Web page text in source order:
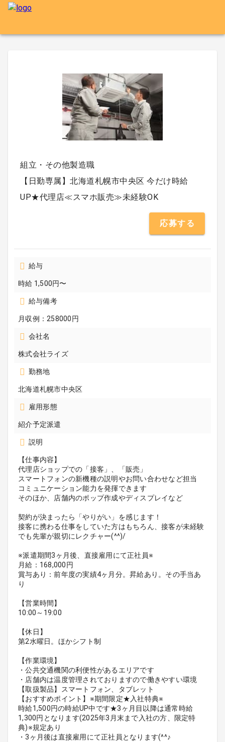
組立・その他製造職
【日勤専属】北海道札幌市中央区 今だけ時給
UP★代理店≪スマホ販売≫未経験OK
応募する
給与
時給 1,500円〜
給与備考
月収例：258000円
会社名
株式会社ライズ
勤務地
北海道札幌市中央区
雇用形態
紹介予定派遣
説明
【仕事内容】
代理店ショップでの「接客」、「販売」
スマートフォンの新機種の説明やお問い合わせなど担当
コミュニケーション能力を発揮できます
そのほか、店舗内のポップ作成やディスプレイなど
契約が決まったら「やりがい」を感じます！
接客に携わる仕事をしていた方はもちろん、接客が未経験
でも先輩が親切にレクチャー(^^)/
※派遣期間3ヶ月後、直接雇用にて正社員※
月給：168,000円
賞与あり：前年度の実績4ヶ月分。昇給あり。その手当あ
り
【営業時間】
10:00～19:00
【休日】
第2水曜日。ほかシフト制
【作業環境】
・公共交通機関の利便性があるエリアです
・店舗内は温度管理されておりますので働きやすい環境
【取扱製品】スマートフォン、タブレット
【おすすめポイント】※期間限定★入社特典※
時給1,500円の時給UP中です★3ヶ月目以降は通常時給
1,300円となります(2025年3月末まで入社の方、限定特
典)※規定あり
・3ヶ月後は直接雇用にて正社員となります(^^♪